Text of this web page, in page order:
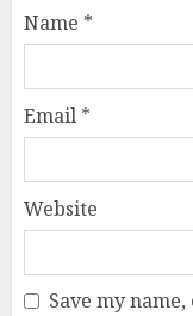
Name *
Email *
Website
Save my